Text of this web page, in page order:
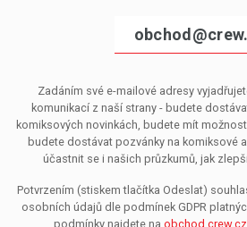
Zadáním své e-mailové adresy
komunikací z naší strany - budete
komiksových novinkách, budete mít
budete dostávat pozvánky na komiksové
účastnit se i našich průzkumů, jak
Potvrzením (stiskem tlačítka Odeslat)
osobních údajů dle podmínek GDPR
podmínky najdete na